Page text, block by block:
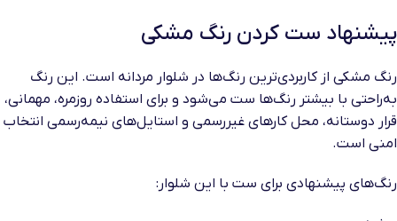
پیشنهاد ست کردن رنگ مشکی
رنگ مشکی از کاربردی‌ترین رنگ‌ها در شلوار مردانه است. این رنگ
به‌راحتی با بیشتر رنگ‌ها ست می‌شود و برای استفاده روزمره، مهمانی،
قرار دوستانه، محل کارهای غیررسمی و استایل‌های نیمه‌رسمی انتخاب
امنی است.
رنگ‌های پیشنهادی برای ست با این شلوار: